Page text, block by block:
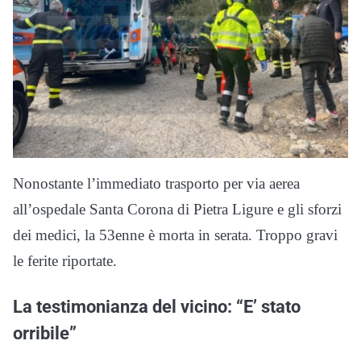
Nonostante l’immediato trasporto per via aerea
all’ospedale Santa Corona di Pietra Ligure e gli sforzi
dei medici, la 53enne è morta in serata. Troppo gravi
le ferite riportate.
La testimonianza del vicino: “E’ stato
orribile”